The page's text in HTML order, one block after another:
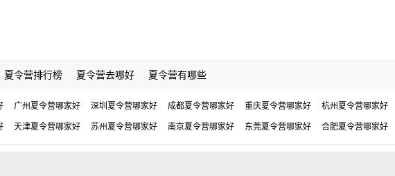
夏令营排行榜 夏令营去哪好 夏令营有哪些
广州夏令营哪家好 深圳夏令营哪家好 成都夏令营哪家好 重庆夏令营哪家好 杭州夏令营哪家好
天津夏令营哪家好 苏州夏令营哪家好 南京夏令营哪家好 东莞夏令营哪家好 合肥夏令营哪家好